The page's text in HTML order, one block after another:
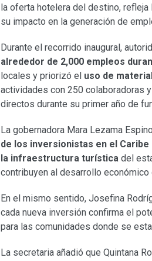
la oferta hotelera del destino, refleja
su impacto en la generación de
Durante el recorrido inaugural,
alrededor de 2,000 empleos
locales y priorizó el uso de
actividades con 250 colaboradoras
directos durante su primer año de
La gobernadora Mara Lezama
de los inversionistas en el Caribe
la infraestructura turística del
contribuyen al desarrollo
En el mismo sentido, Josefina
cada nueva inversión confirma el
para las comunidades donde se
La secretaria añadió que Quintana